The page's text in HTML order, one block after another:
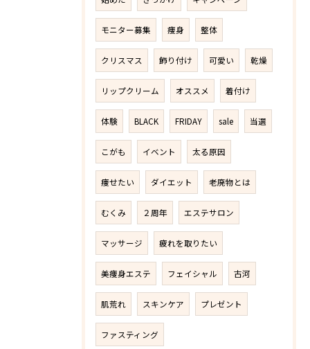
モニター募集 痩身 整体
クリスマス 飾り付け 可愛い 乾燥
リップクリーム オススメ 着付け
体験 BLACK FRIDAY sale 当選
こがも イベント 太る原因
痩せたい ダイエット 老廃物とは
むくみ ２周年 エステサロン
マッサージ 疲れを取りたい
美痩身エステ フェイシャル 古河
肌荒れ スキンケア プレゼント
ファスティング